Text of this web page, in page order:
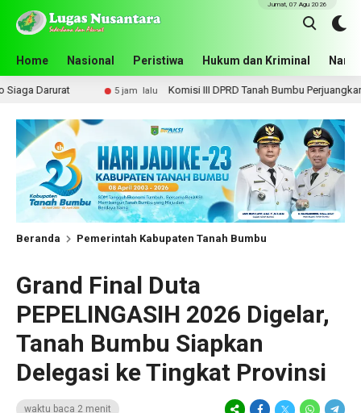
Home Nasional Peristiwa Hukum dan Kriminal
Jumat, 07 Agu 2026
5 jam lalu Komisi III DPRD Tanah Bumbu Perjuangkan Lima
Beranda Pemerintah Kabupaten Tanah Bumbu
Grand Final Duta
PEPELINGASIH 2026 Digelar,
Tanah Bumbu Siapkan
Delegasi ke Tingkat Provinsi
waktu baca 2 menit